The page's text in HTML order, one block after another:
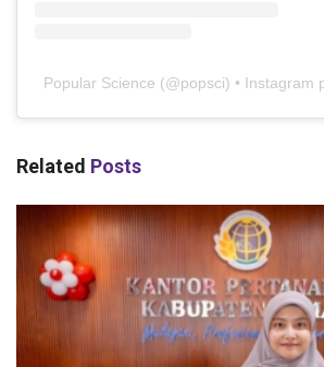
Popular Science (@popsci) • Instagram
Related Posts